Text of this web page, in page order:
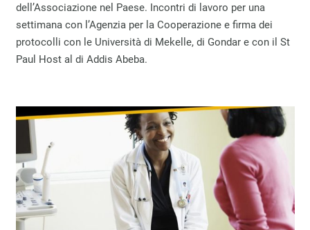
dell’Associazione nel Paese. Incontri di lavoro per una
settimana con l’Agenzia per la Cooperazione e firma dei
protocolli con le Università di Mekelle, di Gondar e con il St
Paul Host al di Addis Abeba.